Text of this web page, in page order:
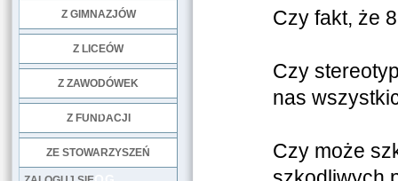
Z GIMNAZJÓW
Z LICEÓW
Z ZAWODÓWEK
Z FUNDACJI
ZE STOWARZYSZEŃ
Czy fakt, że
Czy
nas
Czy może